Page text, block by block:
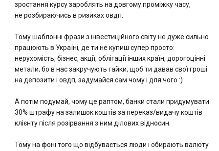
зростання курсу зароблять на довгому проміжку часу,
не розбираючись в ризиках овдп.
Тому шаблонні фрази з інвестиційного світу не дуже сильно
працюють в Україні, де ти не купиш супер просто:
нерухомість, бізнес, акції, облігації інших країн, дорогоцінні
метали, бо в нас закручують гайки, щоб ти давав свої гроші
на депозити і овдп, задумайся сам чому і для чого :)
А потім подумай, чому це раптом, банки стали придумувати
30% штрафу на залишок коштів за переказ/видачу коштів
клієнту після розірвання з ним ділових відносин.
Тому на фоні того що відбувається люди і обирають валюту